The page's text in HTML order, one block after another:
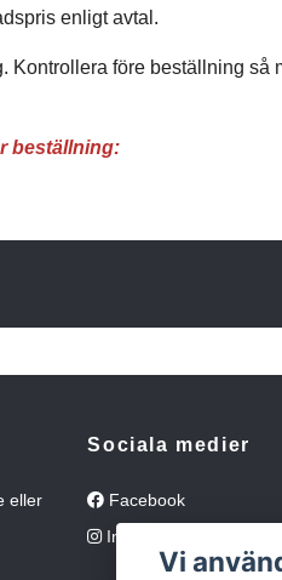
enligt avtal.
före beställning så
beställning:
eller
Sociala medier
Facebook
Instagram
Vi